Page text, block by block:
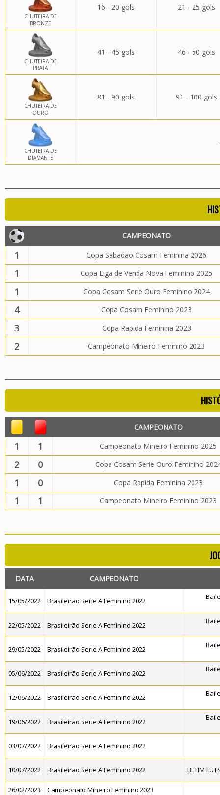
CHUTEIRA DE
BRONZE
16 - 20 gols 21 - 25 gols
CHUTEIRA DE
PRATA
41 - 45 gols 46 - 50 gols
CHUTEIRA DE
OURO
81 - 90 gols 91 - 100 gols
CHUTEIRA DE
DIAMANTE
CAMPEONATO
1 Copa Sabadão Cosam Feminina 2026
1 Copa Liga de Venda Nova Feminino 2025
1 Copa Cosam Serie Ouro Feminino 2024
4 Copa Cosam Feminino 2023
3 Copa Rapida Feminina 2023
2 Campeonato Mineiro Feminino 2023
CAMPEONATO
1 1 Campeonato Mineiro Feminino 2025
2 0 Copa Cosam Serie Ouro Feminino
1 0 Copa Rapida Feminina 2023
1 1 Campeonato Mineiro Feminino 2023
DATA CAMPEONATO
15/05/2022 Brasileirão Serie A Feminino 2022
22/05/2022 Brasileirão Serie A Feminino 2022
29/05/2022 Brasileirão Serie A Feminino 2022
05/06/2022 Brasileirão Serie A Feminino 2022
12/06/2022 Brasileirão Serie A Feminino 2022
19/06/2022 Brasileirão Serie A Feminino 2022
03/07/2022 Brasileirão Serie A Feminino 2022
10/07/2022 Brasileirão Serie A Feminino 2022 BETIM
26/02/2023 Campeonato Mineiro Feminino 2023